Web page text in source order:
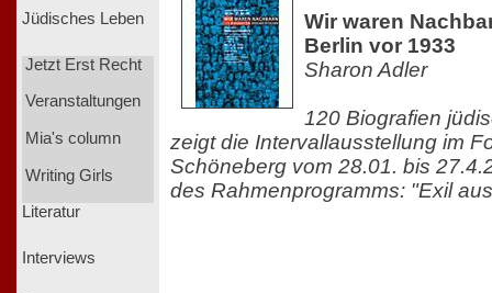
Jüdisches Leben
Jetzt Erst Recht
Veranstaltungen
Mia's column
Writing Girls
Literatur
Interviews
Wir waren
Berlin vor 1933
Sharon Adler
120 Biografien
zeigt die Intervallausstellung im
Schöneberg vom 28.01. bis
des Rahmenprogramms: "Exil